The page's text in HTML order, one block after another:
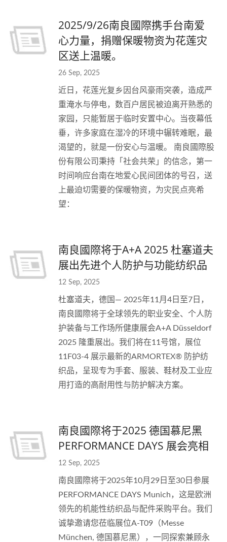
2025/9/26南良國際携手台南爱
心力量，捐赠保暖物资为花莲灾
区送上温暖。
26 Sep, 2025
近日，花莲光复乡因台风豪雨突袭，造成严
重淹水与停电，数百户居民被迫离开熟悉的
家园，只能暂居于临时安置中心。当夜幕低
垂，许多家庭在湿冷的环境中辗转难眠，最
渴望的，就是一份安心与温暖。 南良國際股
份有限公司秉持「社会共荣」的信念，第一
时间响应台南在地爱心民间团体的号召，送
上最迫切需要的保暖物资，为灾民点亮希
望：
南良國際将于A+A 2025 杜塞道夫
展出先进个人防护与功能纺织品
12 Sep, 2025
杜塞道夫，德国— 2025年11月4日至7日，
南良國際将于全球领先的职业安全、个人防
护装备与工作场所健康展会A+A Düsseldorf
2025 隆重展出。我们将在11号馆，展位
11F03-4 展示最新的ARMORTEX® 防护纺
织品，呈现专为手套、服装、鞋材及工业应
用打造的高耐用性与防护解决方案。
南良國際将于2025 德国慕尼黑
PERFORMANCE DAYS 展会亮相
12 Sep, 2025
南良國際将于2025年10月29日至30日参展
PERFORMANCE DAYS Munich，这是欧洲
领先的机能性纺织品与配件采购平台。我们
诚挚邀请您莅临展位A-T09（Messe
München, 德国慕尼黑），一同探索兼顾永